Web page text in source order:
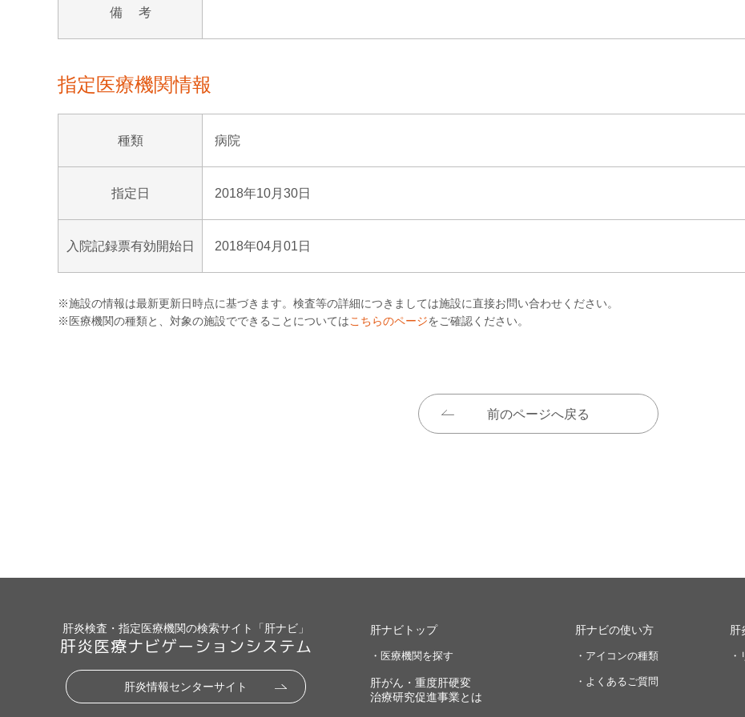
備 考
指定医療機関情報
種類 病院
指定日 2018年10月30日
入院記録票有効開始日 2018年04月01日
※施設の情報は最新更新日時点に基づきます。検査等の詳細につきましては施設に直接お問い合わせください。
※医療機関の種類と、対象の施設でできることについてはこちらのページをご確認ください。
前のページへ戻る
肝炎検査・指定医療機関の検索サイト「肝ナビ」
肝炎医療ナビゲーションシステム
肝炎情報センターサイト
肝ナビトップ
・医療機関を探す
肝がん・重度肝硬変
治療研究促進事業とは
肝ナビの使い方
・アイコンの種類
・よくあるご質問
肝